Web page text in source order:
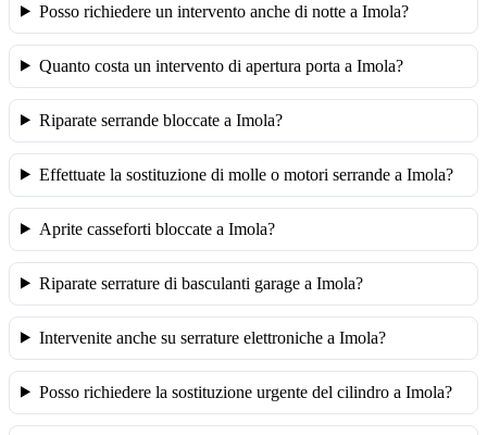
Posso richiedere un intervento anche di notte a Imola?
Quanto costa un intervento di apertura porta a Imola?
Riparate serrande bloccate a Imola?
Effettuate la sostituzione di molle o motori serrande a Imola?
Aprite casseforti bloccate a Imola?
Riparate serrature di basculanti garage a Imola?
Intervenite anche su serrature elettroniche a Imola?
Posso richiedere la sostituzione urgente del cilindro a Imola?